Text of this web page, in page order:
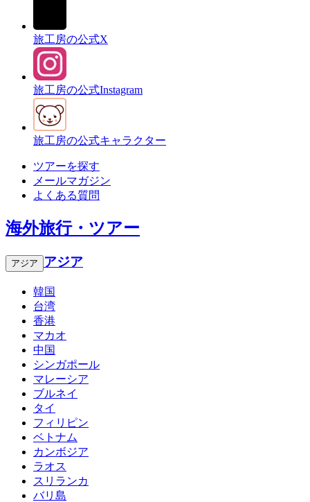
旅工房の公式X
旅工房の公式Instagram
旅工房の公式キャラクター
ツアーを探す
メールマガジン
よくある質問
海外旅行・ツアー
アジア アジア
韓国
台湾
香港
マカオ
中国
シンガポール
マレーシア
ブルネイ
タイ
フィリピン
ベトナム
カンボジア
ラオス
スリランカ
バリ島